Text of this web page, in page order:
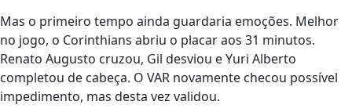
Mas o primeiro tempo ainda guardaria emoções. Melhor
no jogo, o Corinthians abriu o placar aos 31 minutos.
Renato Augusto cruzou, Gil desviou e Yuri Alberto
completou de cabeça. O VAR novamente checou possível
impedimento, mas desta vez validou.